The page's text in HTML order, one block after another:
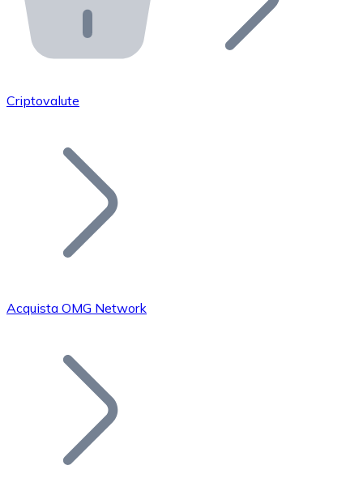
API Bitnovo
Integra la nostra API nel tuo ecosistema.
Unisciti alla nostra rete di rivenditori e
Aggiungi il token del tuo progetto al nostro servizio di
Bitcoin
Criptovalute
Acquista OMG Network